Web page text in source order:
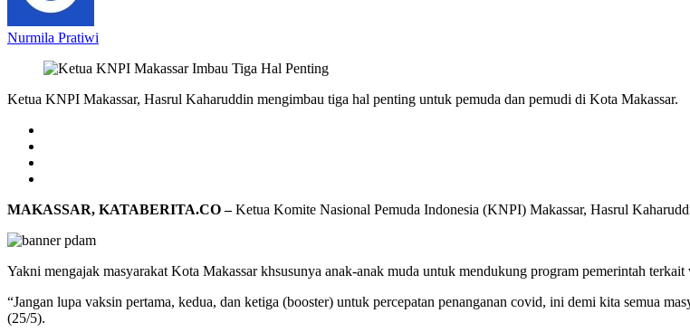
Nurmila Pratiwi
Ketua KNPI Makassar, Hasrul Kaharuddin mengimbau tiga hal penting untuk pemuda dan pemudi di Kota Makassar.
MAKASSAR, KATABERITA.CO –Ketua Komite Nasional Pemuda Indonesia (KNPI) Makassar, Hasrul
Yakni mengajak masyarakat Kota Makassar khsusunya anak-anak muda untuk mendukung program pemerintah
“Jangan lupa vaksin pertama, kedua, dan ketiga (booster) untuk percepatan penanganan covid, ini demi kita semua
(25/5).